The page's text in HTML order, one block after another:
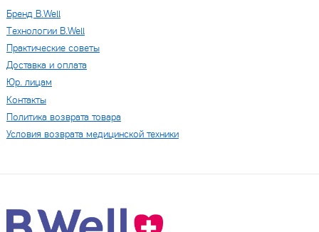
Бренд B.Well
Технологии B.Well
Практические советы
Доставка и оплата
Юр. лицам
Контакты
Политика возврата товара
Условия возврата медицинской техники